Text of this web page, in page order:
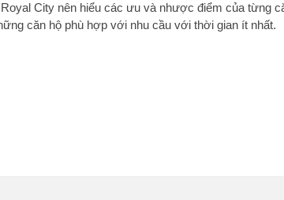
City nên hiểu các ưu và nhược điểm của từng
căn hộ phù hợp với nhu cầu với thời gian ít nhất.